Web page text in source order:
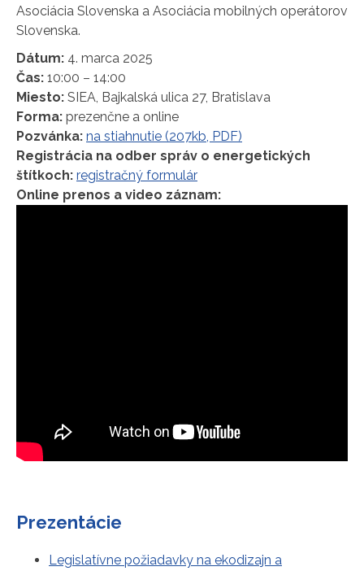
Asociácia Slovenska a Asociácia mobilných operátorov
Slovenska.
Dátum: 4. marca 2025
Čas: 10:00 – 14:00
Miesto: SIEA, Bajkalská ulica 27, Bratislava
Forma: prezenčne a online
Pozvánka: na stiahnutie (207kb, PDF)
Registrácia na odber správ o energetických
štítkoch: registračný formulár
Online prenos a video záznam:
Prezentácie
Legislatívne požiadavky na ekodizajn a